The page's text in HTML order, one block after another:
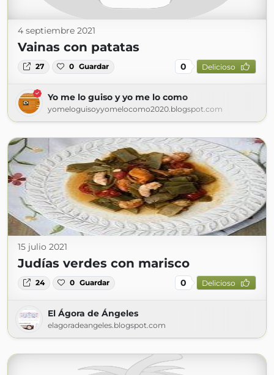
4 septiembre 2021
Vainas con patatas
27 0 Guardar 0 Delicioso
Yo me lo guiso y yo me lo como
yomeloguisoyyomelocomo2020.blogspot.com
15 julio 2021
Judías verdes con marisco
24 0 Guardar 0 Delicioso
El Ágora de Ángeles
elagoradeangeles.blogspot.com